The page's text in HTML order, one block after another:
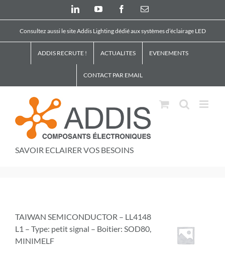
LinkedInYouTube FacebookEmail
Consultez aussi le site Addis Lighting dédié aux systèmes d’éclairage LED
ADDIS RECRUTE ! ACTUALITES EVENEMENTS
CONTACT PAR EMAIL
SAVOIR ECLAIRER VOS BESOINS
TAIWAN SEMICONDUCTOR – LL4148
L1 – Type: petit signal – Boitier: SOD80,
MINIMELF